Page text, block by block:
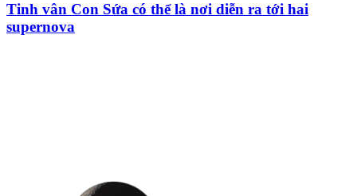
Tinh vân Con Sứa có thể là nơi diễn ra tới hai
supernova